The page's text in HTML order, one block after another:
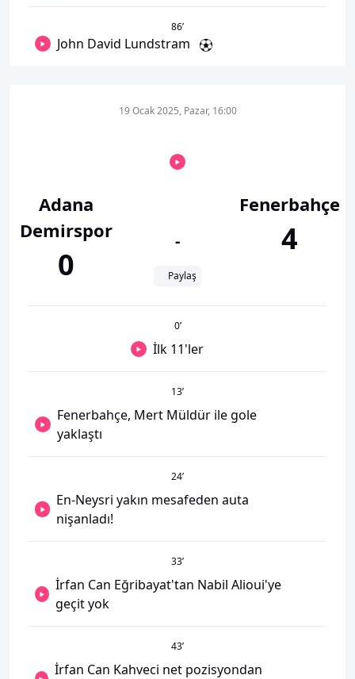
86’
John David Lundstram
Adana
Demirspor
0
19 Ocak 2025, Pazar, 16:00
-
Paylaş
Fenerbahçe
4
0’
İlk 11'ler
13’
Fenerbahçe, Mert Müldür ile gole
yaklaştı
24’
En-Neysri yakın mesafeden auta
nişanladı!
33’
İrfan Can Eğribayat'tan Nabil Alioui'ye
geçit yok
43’
İrfan Can Kahveci net pozisyondan